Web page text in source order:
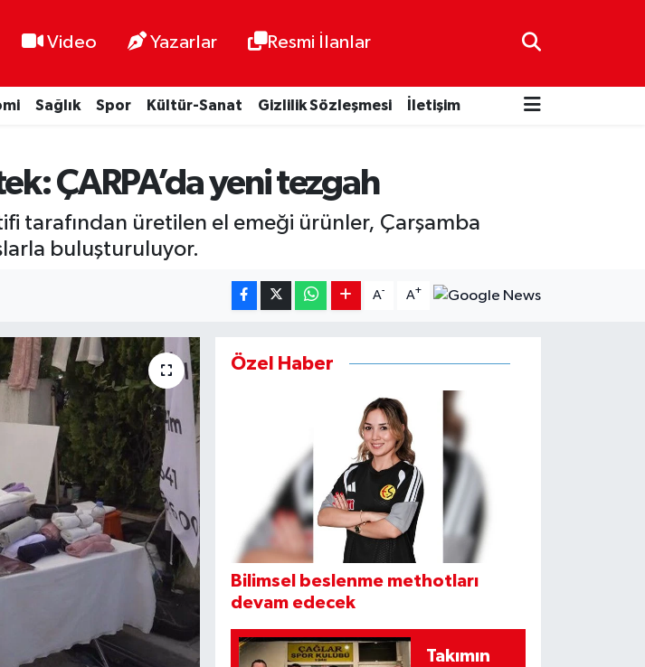
Video Yazarlar Resmi İlanlar
Sağlık Spor Kültür-Sanat Gizlilik Sözleşmesi İletişim
ÇARPA’da yeni tezgah
tarafından üretilen el emeği ürünler, Çarşamba
buluşturuluyor.
A- A+
Özel Haber
Bilimsel beslenme methotları
devam edecek
Takımın